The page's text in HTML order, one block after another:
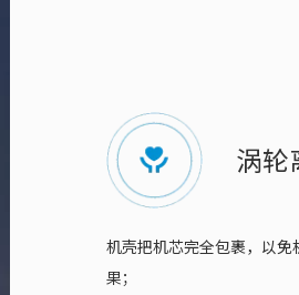
涡轮
机壳把机芯完全包裹，以
果；